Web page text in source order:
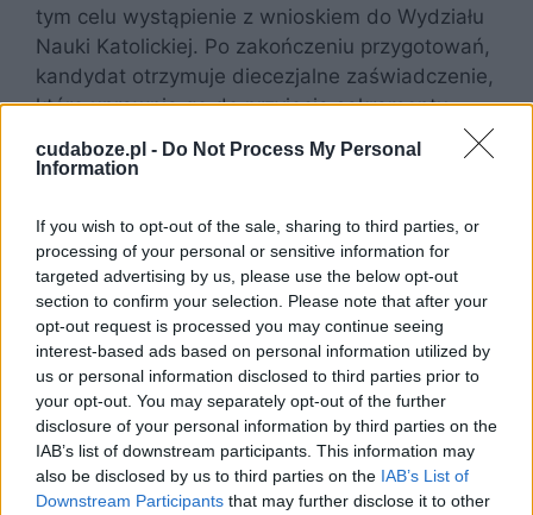
cudaboze.pl - Do Not Process My Personal
Information
If you wish to opt-out of the sale, sharing to third parties, or
processing of your personal or sensitive information for
targeted advertising by us, please use the below opt-out
section to confirm your selection. Please note that after your
opt-out request is processed you may continue seeing
interest-based ads based on personal information utilized by
us or personal information disclosed to third parties prior to
your opt-out. You may separately opt-out of the further
disclosure of your personal information by third parties on the
IAB’s list of downstream participants. This information may
also be disclosed by us to third parties on the IAB’s List of
Downstream Participants that may further disclose it to other
tym celu wystąpienie z wnioskiem do Wydziału
Nauki Katolickiej. Po zakończeniu przygotowań,
kandydat otrzymuje diecezjalne zaświadczenie,
które uprawnia go do przyjęcia sakramentu
bierzmowania.